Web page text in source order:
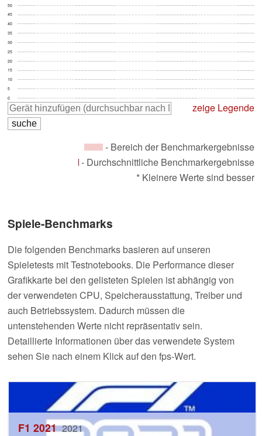
0
5
10
15
20
25
30
35
40
45
50
zeige Legende
- Bereich der Benchmarkergebnisse
- Durchschnittliche Benchmarkergebnisse
* Kleinere Werte sind besser
Spiele-Benchmarks
Die folgenden Benchmarks basieren auf unseren
Spieletests mit Testnotebooks. Die Performance dieser
Grafikkarte bei den gelisteten Spielen ist abhängig von
der verwendeten CPU, Speicherausstattung, Treiber und
auch Betriebssystem. Dadurch müssen die
untenstehenden Werte nicht repräsentativ sein.
Detaillierte Informationen über das verwendete System
sehen Sie nach einem Klick auf den fps-Wert.
F1 2021 2021